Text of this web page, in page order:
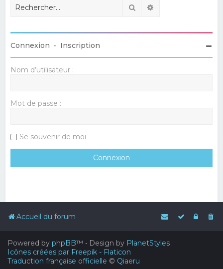
Rechercher
Connexion • Inscription
Nom d’utilisateur :
Mot de passe :
Se souvenir de moi
Accueil du forum
Powered by phpBB™ • Design by PlanetStyles
Icônes créées par Freepik - Flaticon
Traduction française officielle © Qiaeru